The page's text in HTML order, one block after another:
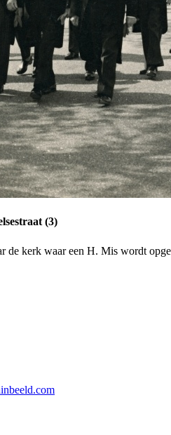
(3)
de kerk waar een H. Mis wordt